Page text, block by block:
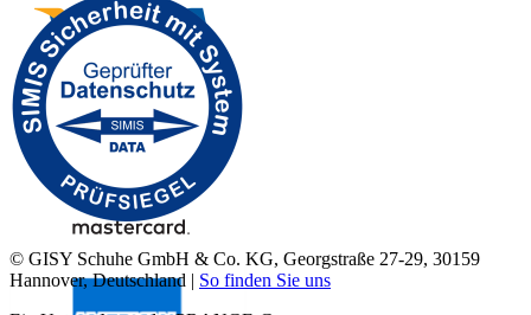
© GISY Schuhe GmbH & Co. KG, Georgstraße 27-29, 30159
Hannover, Deutschland | So finden Sie uns